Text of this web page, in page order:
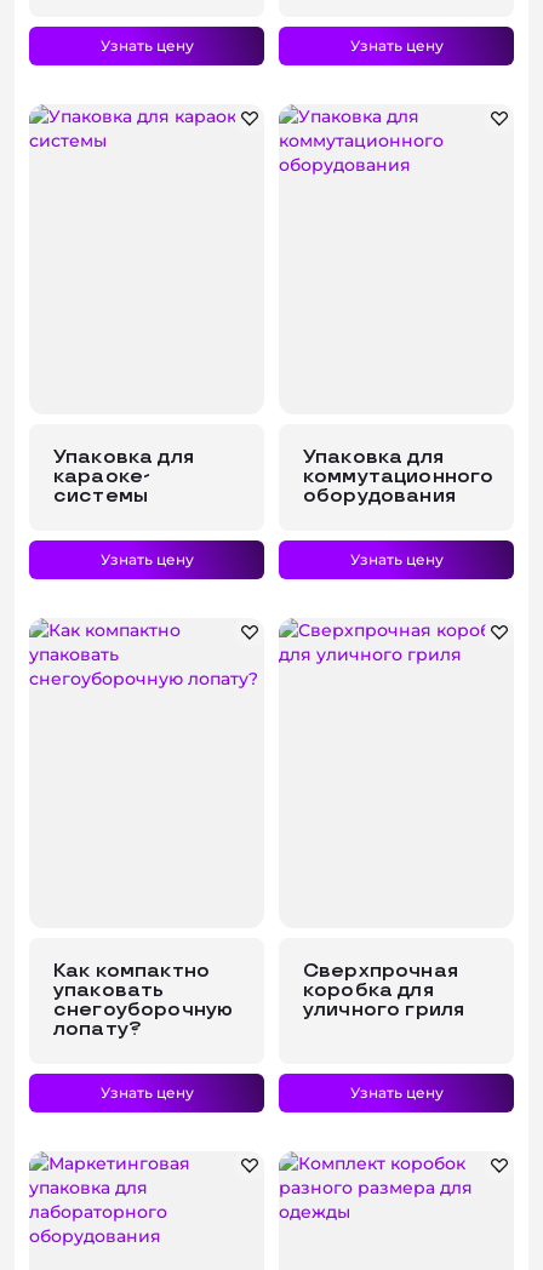
Узнать цену Узнать цену
Упаковка для
караоке-
системы
Узнать цену
Упаковка для
коммутационного
оборудования
Узнать цену
Как компактно
упаковать
снегоуборочную
лопату?
Узнать цену
Сверхпрочная
коробка для
уличного гриля
Узнать цену